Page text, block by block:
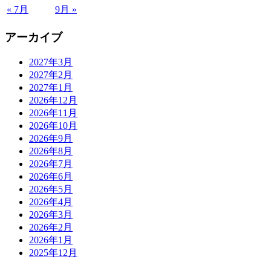
« 7月 9月 »
アーカイブ
2027年3月
2027年2月
2027年1月
2026年12月
2026年11月
2026年10月
2026年9月
2026年8月
2026年7月
2026年6月
2026年5月
2026年4月
2026年3月
2026年2月
2026年1月
2025年12月